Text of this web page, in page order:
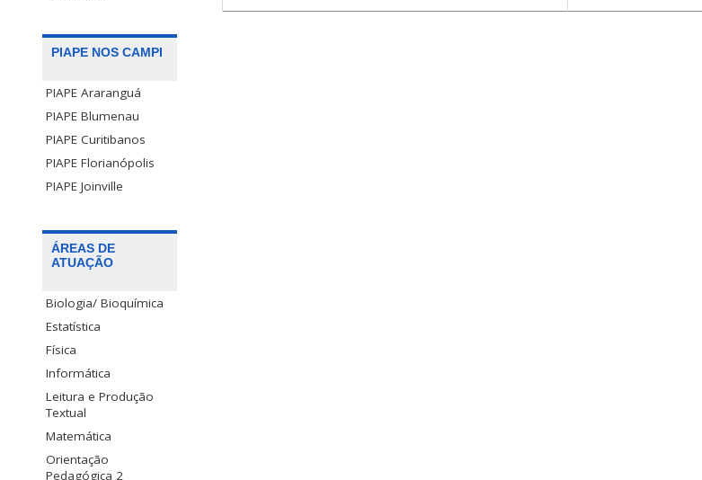
PIAPE NOS CAMPI
PIAPE Araranguá
PIAPE Blumenau
PIAPE Curitibanos
PIAPE Florianópolis
PIAPE Joinville
ÁREAS DE
ATUAÇÃO
Biologia/ Bioquímica
Estatística
Física
Informática
Leitura e Produção
Textual
Matemática
Orientação
Pedagógica 2